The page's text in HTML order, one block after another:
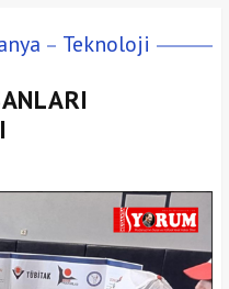
Teknoloji